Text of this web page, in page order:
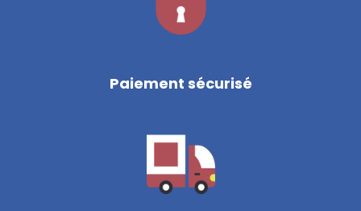
Paiement sécurisé